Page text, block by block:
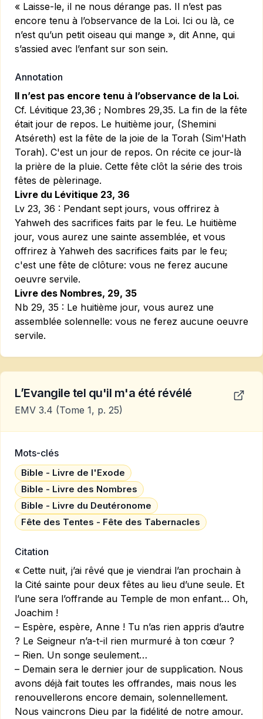
« Laisse-le, il ne nous dérange pas. Il n’est pas
encore tenu à l’observance de la Loi. Ici ou là, ce
n’est qu’un petit oiseau qui mange », dit Anne, qui
s’assied avec l’enfant sur son sein.
Annotation
Il n’est pas encore tenu à l’observance de la Loi.
Cf. Lévitique 23,36 ; Nombres 29,35. La fin de la fête
était jour de repos. Le huitième jour, (Shemini
Atséreth) est la fête de la joie de la Torah (Sim'Hath
Torah). C'est un jour de repos. On récite ce jour-là
la prière de la pluie. Cette fête clôt la série des trois
fêtes de pèlerinage.
Livre du Lévitique 23, 36
Lv 23, 36 : Pendant sept jours, vous offrirez à
Yahweh des sacrifices faits par le feu. Le huitième
jour, vous aurez une sainte assemblée, et vous
offrirez à Yahweh des sacrifices faits par le feu;
c'est une fête de clôture: vous ne ferez aucune
oeuvre servile.
Livre des Nombres, 29, 35
Nb 29, 35 : Le huitième jour, vous aurez une
assemblée solennelle: vous ne ferez aucune oeuvre
servile.
L’Evangile tel qu'il m'a été révélé
EMV 3.4 (Tome 1, p. 25)
Mots-clés
Bible - Livre de l'Exode
Bible - Livre des Nombres
Bible - Livre du Deutéronome
Fête des Tentes - Fête des Tabernacles
Citation
« Cette nuit, j’ai rêvé que je viendrai l’an prochain à
la Cité sainte pour deux fêtes au lieu d’une seule. Et
l’une sera l’offrande au Temple de mon enfant… Oh,
Joachim !
– Espère, espère, Anne ! Tu n’as rien appris d’autre
? Le Seigneur n’a-t-il rien murmuré à ton cœur ?
– Rien. Un songe seulement…
– Demain sera le dernier jour de supplication. Nous
avons déjà fait toutes les offrandes, mais nous les
renouvellerons encore demain, solennellement.
Nous vaincrons Dieu par la fidélité de notre amour.